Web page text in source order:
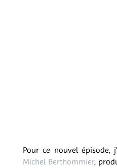
Pour ce nouvel épisode,
Michel Berthommier,